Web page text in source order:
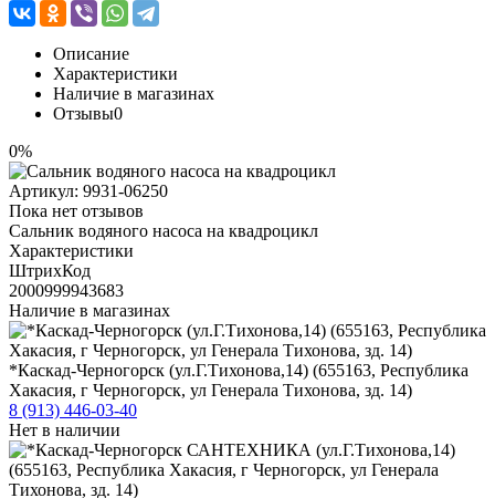
Описание
Характеристики
Наличие в магазинах
Отзывы0
0%
Артикул: 9931-06250
Пока нет отзывов
Сальник водяного насоса на квадроцикл
Характеристики
ШтрихКод
2000999943683
Наличие в магазинах
*Каскад-Черногорск (ул.Г.Тихонова,14) (655163, Республика
Хакасия, г Черногорск, ул Генерала Тихонова, зд. 14)
8 (913) 446-03-40
Нет в наличии